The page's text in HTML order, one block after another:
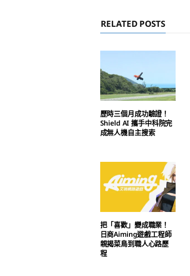
RELATED POSTS
歷時三個月成功驗證！
Shield AI 攜手中科院完
成無人機自主搜索
把「喜歡」變成職業！
日商Aiming遊戲工程師
親揭菜鳥到職人心路歷
程